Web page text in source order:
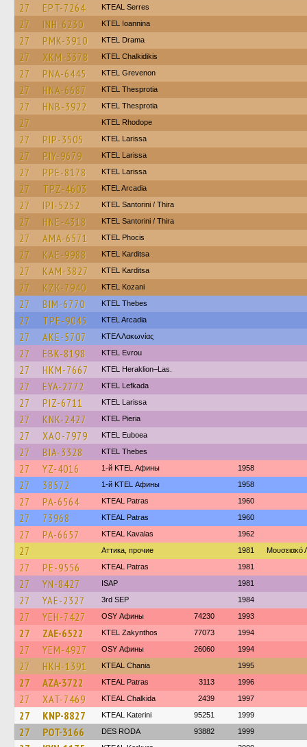
27 EPT-7264 KTEAL Serres
27 INH-6230 KTEL Ioannina
27 PMK-3910 KTEL Drama
27 XKM-3378 ΚΤΕL Chalkidikis
27 PNA-6445 ΚΤΕL Grevenon
27 HNA-6687 KTEL Thesprotia
27 HNB-3922 KTEL Thesprotia
27 KTEL Rhodope
27 PIP-3505 KTEL Larissa
27 PIY-9679 KTEL Larissa
27 PPE-8178 KTEL Larissa
27 TPZ-4603 KTEL Arcadia
27 IPI-5252 KTEL Santorini / Thira
27 HNE-4318 KTEL Santorini / Thira
27 AMA-6571 ΚΤΕL Phocis
27 KAE-9988 ΚΤΕL Karditsa
27 KAM-3827 ΚΤΕL Karditsa
27 KZK-7940 ΚΤΕL Kozani
27 BIM-6770 KTEL Thebes
27 TPE-9045 KTEL Arcadia
27 AKE-5707 ΚΤΕΛ Λακωνίας
27 EBK-8198 KTEL Evrou
27 HKM-7667 KTEL Heraklion–Las.
27 EYA-2772 KTEL Lefkada
27 PIZ-6711 KTEL Larissa
27 KNK-2427 KTEL Pieria
27 XAO-7979 ΚΤΕL Euboea
27 BIA-3328 KTEL Thebes
27 YZ-4016 1-й KTEL Афины 1958
27 38572 1-й KTEL Афины 1958
27 PA-6564 KTEAL Patras 1960
27 73968 KTEAL Patras 1960
27 PA-6657 KTEAL Kavalas 1962
27 Аттика, прочие 1981 Μουσειακό
27 PE-9556 KTEAL Patras 1981
27 YN-8427 ISAP 1981
27 YAE-2327 3rd SEP 1984
27 YEH-7427 OSY Афины 74230 1993
27 ZAE-6522 KTEL Zakynthos 77073 1994
27 YEM-4927 OSY Афины 26060 1994
27 HKH-1391 KTEAL Chania 1995
27 AZA-3722 KTEAL Patras 3113 1996
27 XAT-7469 KTEAL Chalkida 2439 1997
27 KNP-8827 KTEAL Katerini 95251 1999
27 POT-3166 DES RODA 93882 1999